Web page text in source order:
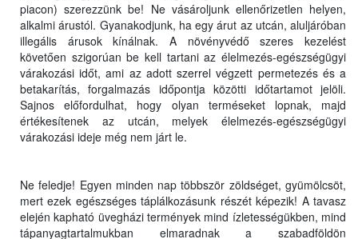
piacon) szerezzünk be! Ne vásároljunk ellenőrizetlen helyen,
alkalmi árustól. Gyanakodjunk, ha egy árut az utcán, aluljáróban
illegális árusok kínálnak. A növényvédő szeres kezelést
követően szigorúan be kell tartani az élelmezés-egészségügyi
várakozási időt, ami az adott szerrel végzett permetezés és a
betakarítás, forgalmazás időpontja közötti időtartamot jelöli.
Sajnos előfordulhat, hogy olyan terméseket lopnak, majd
értékesítenek az utcán, melyek élelmezés-egészségügyi
várakozási ideje még nem járt le.
Ne feledje! Egyen minden nap többször zöldséget, gyümölcsöt,
mert ezek egészséges táplálkozásunk részét képezik! A tavasz
elején kapható üvegházi termények mind ízletességükben, mind
tápanyagtartalmukban elmaradnak a szabadföldön